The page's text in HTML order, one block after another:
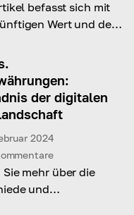
befasst sich mit
Wert und dem
Sie weiter, um
von Experten zu
der digitalen
2024
Sie mehr über die
und